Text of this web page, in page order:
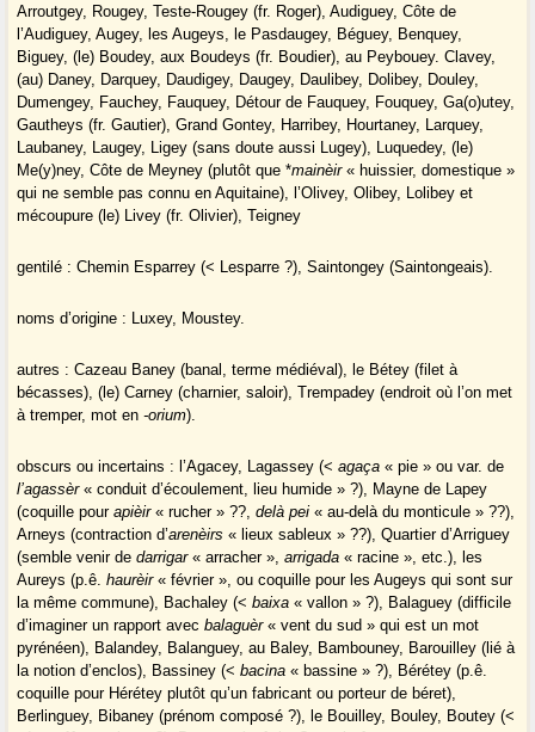
Arroutgey, Rougey, Teste-Rougey (fr. Roger), Audiguey, Côte de
l’Audiguey, Augey, les Augeys, le Pasdaugey, Béguey, Benquey,
Biguey, (le) Boudey, aux Boudeys (fr. Boudier), au Peybouey. Clavey,
(au) Daney, Darquey, Daudigey, Daugey, Daulibey, Dolibey, Douley,
Dumengey, Fauchey, Fauquey, Détour de Fauquey, Fouquey, Ga(o)utey,
Gautheys (fr. Gautier), Grand Gontey, Harribey, Hourtaney, Larquey,
Laubaney, Laugey, Ligey (sans doute aussi Lugey), Luquedey, (le)
Me(y)ney, Côte de Meyney (plutôt que *mainèir« huissier, domestique »
qui ne semble pas connu en Aquitaine), l’Olivey, Olibey, Lolibey et
mécoupure (le) Livey (fr. Olivier), Teigney
gentilé : Chemin Esparrey (< Lesparre ?), Saintongey (Saintongeais).
noms d’origine : Luxey, Moustey.
autres : Cazeau Baney (banal, terme médiéval), le Bétey (filet à
bécasses), (le) Carney (charnier, saloir), Trempadey (endroit où l’on met
à tremper, mot en-orium).
obscurs ou incertains : l’Agacey, Lagassey (<agaça « pie » ou var. de
l’agassèr« conduit d’écoulement, lieu humide » ?), Mayne de Lapey
(coquille pourapièir« rucher » ??,delà pei « au-delà du monticule » ??),
Arneys (contraction d’arenèirs « lieux sableux » ??), Quartier d’Arriguey
(semble venir dedarrigar« arracher »,arrigada « racine », etc.), les
Aureys (p.ê.haurèir« février », ou coquille pour les Augeys qui sont sur
la même commune), Bachaley (<baixa « vallon » ?), Balaguey (difficile
d’imaginer un rapport avecbalaguèr« vent du sud » qui est un mot
pyrénéen), Balandey, Balanguey, au Baley, Bambouney, Barouilley (lié à
la notion d’enclos), Bassiney (<bacina « bassine » ?), Bérétey (p.ê.
coquille pour Hérétey plutôt qu’un fabricant ou porteur de béret),
Berlinguey, Bibaney (prénom composé ?), le Bouilley, Bouley, Boutey (<